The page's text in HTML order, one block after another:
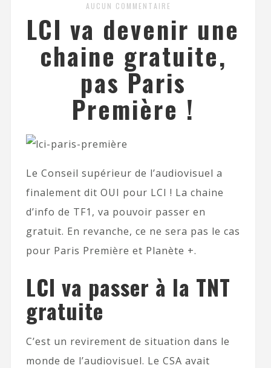
AUCUN COMMENTAIRE
LCI va devenir une
chaine gratuite,
pas Paris
Première !
Le Conseil supérieur de l’audiovisuel a
finalement dit OUI pour LCI ! La chaine
d’info de TF1, va pouvoir passer en
gratuit. En revanche, ce ne sera pas le cas
pour Paris Première et Planète +.
LCI va passer à la TNT
gratuite
C’est un revirement de situation dans le
monde de l’audiovisuel. Le CSA avait